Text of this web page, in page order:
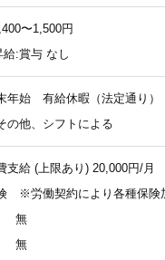
〜1,500円
給:賞与 なし
年始 有給休暇（法定通り）
他、シフトによる
支給 (上限あり) 20,000円/
※労働契約により各種保険
無
無